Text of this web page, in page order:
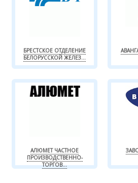
БРЕСТСКОЕ ОТДЕЛЕНИЕ
БЕЛОРУССКОЙ ЖЕЛЕЗ...
АЛЮМЕТ ЧАСТНОЕ
ПРОИЗВОДСТВЕННО-
ТОРГОВ...